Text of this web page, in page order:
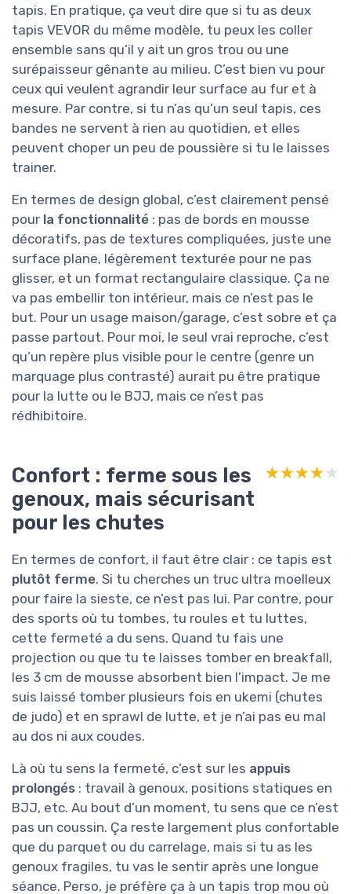
tapis. En pratique, ça veut dire que si tu as deux
tapis VEVOR du même modèle, tu peux les coller
ensemble sans qu’il y ait un gros trou ou une
surépaisseur gênante au milieu. C’est bien vu pour
ceux qui veulent agrandir leur surface au fur et à
mesure. Par contre, si tu n’as qu’un seul tapis, ces
bandes ne servent à rien au quotidien, et elles
peuvent choper un peu de poussière si tu le laisses
trainer.
En termes de design global, c’est clairement pensé
pour la fonctionnalité : pas de bords en mousse
décoratifs, pas de textures compliquées, juste une
surface plane, légèrement texturée pour ne pas
glisser, et un format rectangulaire classique. Ça ne
va pas embellir ton intérieur, mais ce n’est pas le
but. Pour un usage maison/garage, c’est sobre et ça
passe partout. Pour moi, le seul vrai reproche, c’est
qu’un repère plus visible pour le centre (genre un
marquage plus contrasté) aurait pu être pratique
pour la lutte ou le BJJ, mais ce n’est pas
rédhibitoire.
Confort : ferme sous les
genoux, mais sécurisant
pour les chutes
★★★★★
★★★★★
En termes de confort, il faut être clair : ce tapis est
plutôt ferme. Si tu cherches un truc ultra moelleux
pour faire la sieste, ce n’est pas lui. Par contre, pour
des sports où tu tombes, tu roules et tu luttes,
cette fermeté a du sens. Quand tu fais une
projection ou que tu te laisses tomber en breakfall,
les 3 cm de mousse absorbent bien l’impact. Je me
suis laissé tomber plusieurs fois en ukemi (chutes
de judo) et en sprawl de lutte, et je n’ai pas eu mal
au dos ni aux coudes.
Là où tu sens la fermeté, c’est sur les appuis
prolongés : travail à genoux, positions statiques en
BJJ, etc. Au bout d’un moment, tu sens que ce n’est
pas un coussin. Ça reste largement plus confortable
que du parquet ou du carrelage, mais si tu as les
genoux fragiles, tu vas le sentir après une longue
séance. Perso, je préfère ça à un tapis trop mou où